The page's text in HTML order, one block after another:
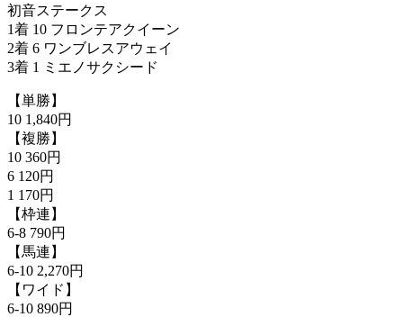
初音ステークス
1着 10 フロンテアクイーン
2着 6 ワンブレスアウェイ
3着 1 ミエノサクシード
【単勝】
10 1,840円
【複勝】
10 360円
6 120円
1 170円
【枠連】
6-8 790円
【馬連】
6-10 2,270円
【ワイド】
6-10 890円